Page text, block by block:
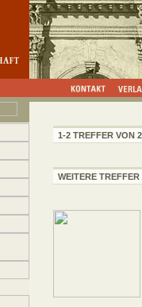
1-2 TREFFER VON 2
WEITERE